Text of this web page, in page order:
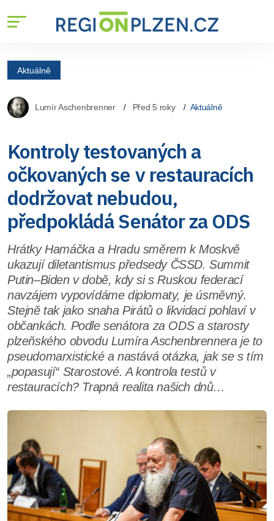
Aktuálně
Lumír Aschenbrenner Před 5 roky Aktuálně
Kontroly testovaných a
očkovaných se v restauracích
dodržovat nebudou,
předpokládá Senátor za ODS
Hrátky Hamáčka a Hradu směrem k Moskvě
ukazují diletantismus předsedy ČSSD. Summit
Putin–Biden v době, kdy si s Ruskou federací
navzájem vypovídáme diplomaty, je úsměvný.
Stejně tak jako snaha Pirátů o likvidaci pohlaví v
občankách. Podle senátora za ODS a starosty
plzeňského obvodu Lumíra Aschenbrennera je to
pseudomarxistické a nastává otázka, jak se s tím
„popasují“ Starostové. A kontrola testů v
restauracích? Trapná realita našich dnů…